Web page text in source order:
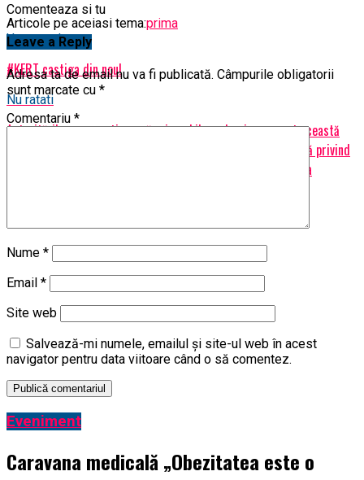
Articole pe aceiasi tema:prima
Urmatorul
#KERT castiga din nou!
Nu ratati
Autoritățile care gestionează mizerabil pandemia au creat această
para-entitate în speranța că vor scăpa de răspunderea penală privind
ascunderea (inclusiv prin omisiune) a datelor reale în privința
Comenteaza si tu
Leave a Reply
Adresa ta de email nu va fi publicată. Câmpurile obligatorii
sunt marcate cu *
Comentariu *
Nume *
Email *
Site web
Salvează-mi numele, emailul și site-ul web în acest
navigator pentru data viitoare când o să comentez.
Eveniment
Caravana medicală „Obezitatea este o